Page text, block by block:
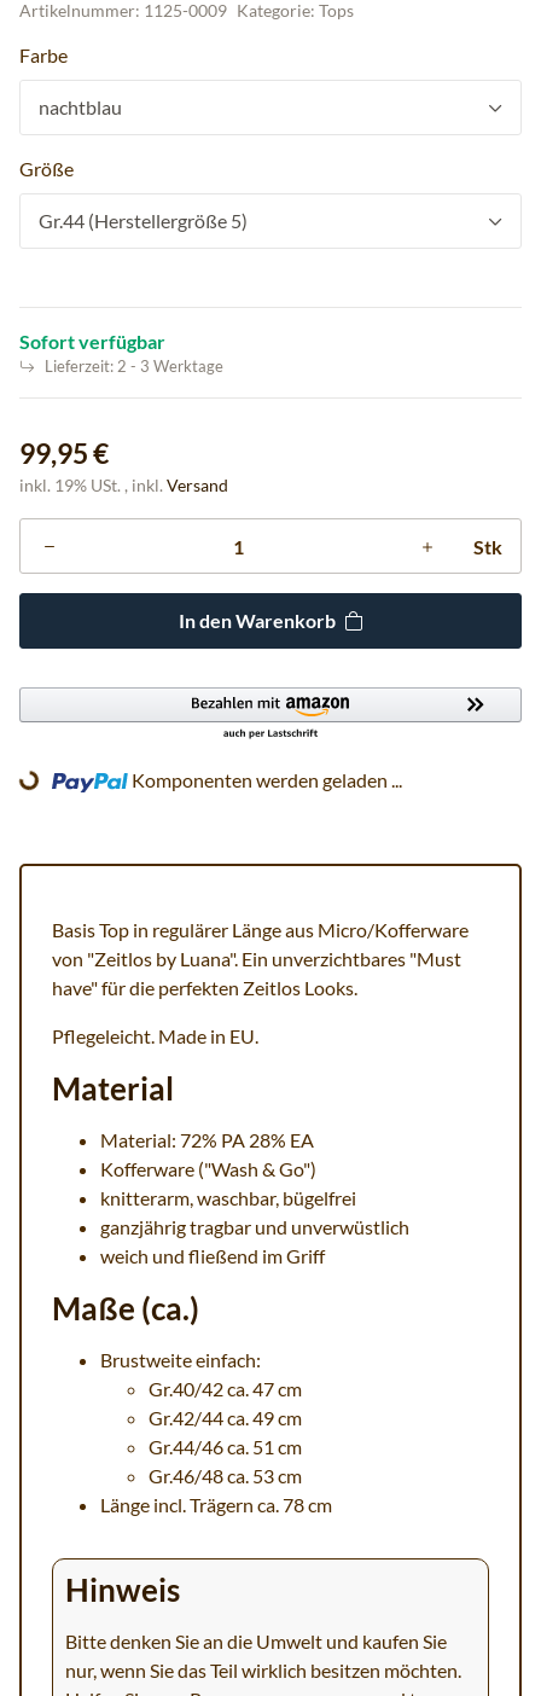
Artikelnummer: 1125-0009 Kategorie: Tops
Farbe
nachtblau
Größe
Gr.44 (Herstellergröße 5)
Sofort verfügbar
Lieferzeit: 2 - 3 Werktage
99,95 €
inkl. 19% USt. , inkl. Versand
Stk
In den Warenkorb
Loading... Komponenten werden geladen ...
Basis Top in regulärer Länge aus Micro/Kofferware
von "Zeitlos by Luana". Ein unverzichtbares "Must
have" für die perfekten Zeitlos Looks.
Pflegeleicht. Made in EU.
Material
Material: 72% PA 28% EA
Kofferware ("Wash & Go")
knitterarm, waschbar, bügelfrei
ganzjährig tragbar und unverwüstlich
weich und fließend im Griff
Maße (ca.)
Brustweite einfach:
Gr.40/42 ca. 47 cm
Gr.42/44 ca. 49 cm
Gr.44/46 ca. 51 cm
Gr.46/48 ca. 53 cm
Länge incl. Trägern ca. 78 cm
Hinweis
Bitte denken Sie an die Umwelt und kaufen Sie
nur, wenn Sie das Teil wirklich besitzen möchten.